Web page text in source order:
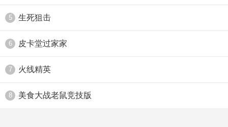
5 生死狙击
6 皮卡堂过家家
7 火线精英
8 美食大战老鼠竞技版